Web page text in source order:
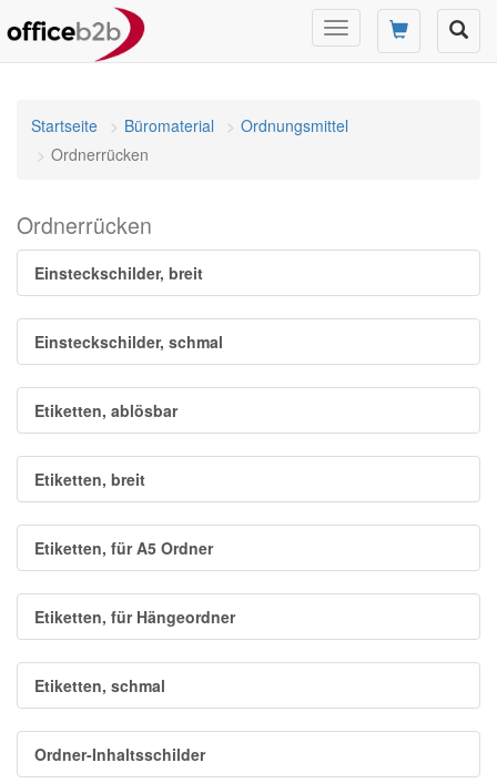
Navigation
umschalten
Startseite Büromaterial
Ordnungsmittel
Ordnerrücken
Ordnerrücken
Einsteckschilder, breit
Einsteckschilder, schmal
Etiketten, ablösbar
Etiketten, breit
Etiketten, für A5 Ordner
Etiketten, für Hängeordner
Etiketten, schmal
Ordner-Inhaltsschilder